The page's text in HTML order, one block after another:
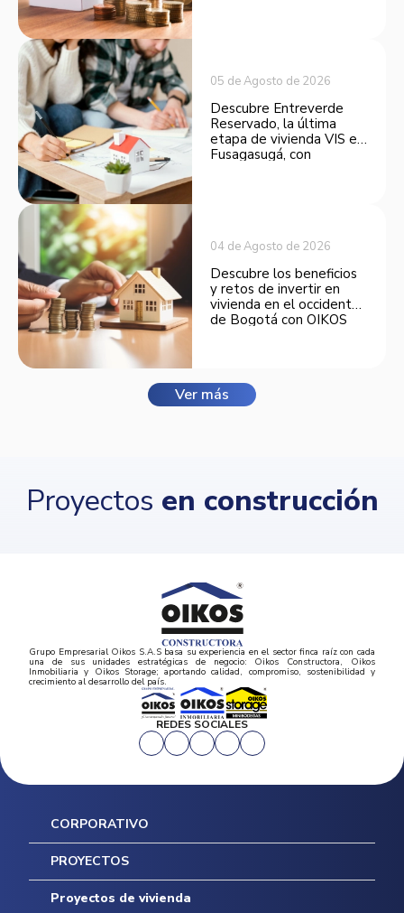
05 de Agosto de 2026
Descubre Entreverde
Reservado, la última
etapa de vivienda VIS en
Fusagasugá, con
04 de Agosto de 2026
Descubre los beneficios
y retos de invertir en
vivienda en el occidente
de Bogotá con OIKOS
Ver más
Proyectos en construcción
Grupo Empresarial Oikos S.A.S basa su experiencia en el sector finca raíz con cada
una de sus unidades estratégicas de negocio: Oikos Constructora, Oikos
Inmobiliaria y Oikos Storage; aportando calidad, compromiso, sostenibilidad y
crecimiento al desarrollo del país.
REDES SOCIALES
CORPORATIVO
Inicio
Mapa del sitio
Postventas
Contratación Directa
PROYECTOS
Proyectos de vivienda